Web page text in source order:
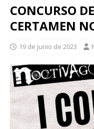
CONCURSO
CERTAMEN
19 de junio de 2023